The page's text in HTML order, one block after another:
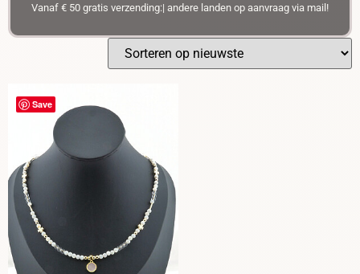
Vanaf € 50 gratis verzending:| andere landen op aanvraag via mail!
Save